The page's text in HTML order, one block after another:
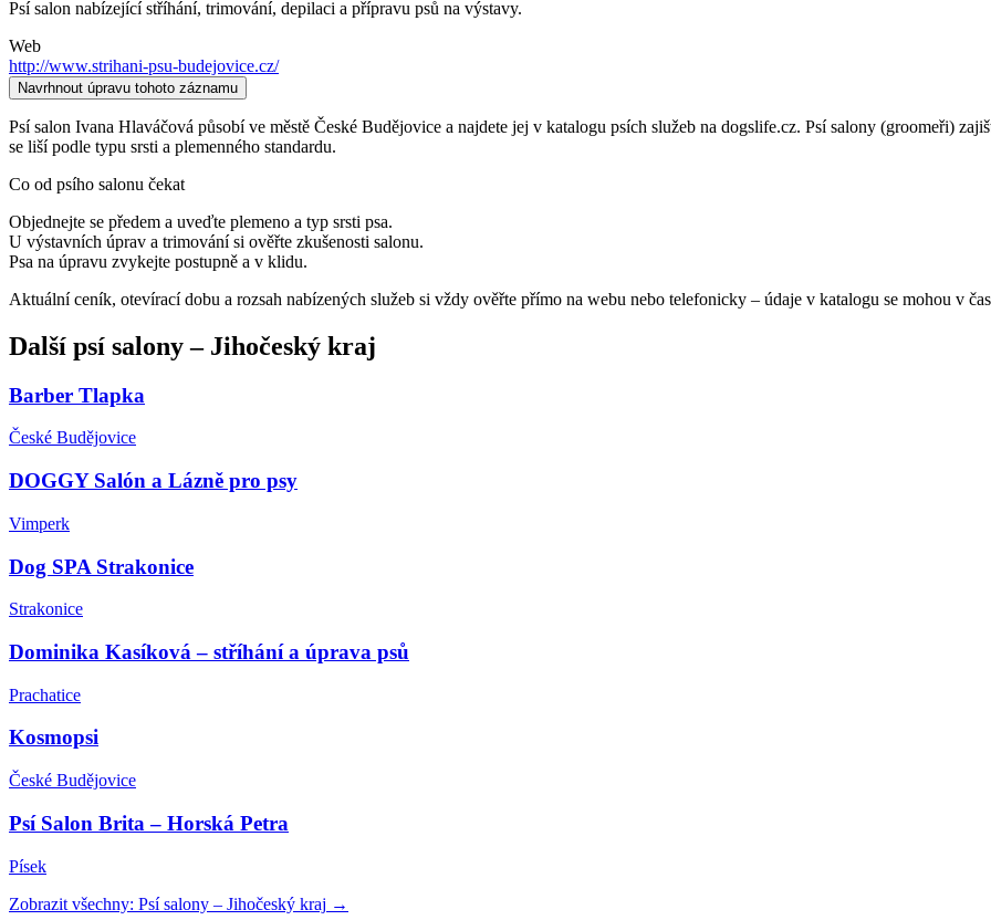
Psí salon nabízející stříhání, trimování, depilaci a přípravu psů na výstavy.
Web
http://www.strihani-psu-budejovice.cz/
Navrhnout úpravu tohoto záznamu
Psí salon Ivana Hlaváčová působí ve městě České Budějovice a najdete jej v katalogu psích služeb na dogslife.cz. Psí salony (groomeři)
se liší podle typu srsti a plemenného standardu.
Co od psího salonu čekat
Objednejte se předem a uveďte plemeno a typ srsti psa.
U výstavních úprav a trimování si ověřte zkušenosti salonu.
Psa na úpravu zvykejte postupně a v klidu.
Aktuální ceník, otevírací dobu a rozsah nabízených služeb si vždy ověřte přímo na webu nebo telefonicky – údaje v katalogu se mohou v
Další psí salony– Jihočeský kraj
Barber Tlapka
České Budějovice
DOGGY Salón a Lázně pro psy
Vimperk
Dog SPA Strakonice
Strakonice
Dominika Kasíková – stříhání a úprava psů
Prachatice
Kosmopsi
České Budějovice
Psí Salon Brita – Horská Petra
Písek
Zobrazit všechny: Psí salony – Jihočeský kraj →